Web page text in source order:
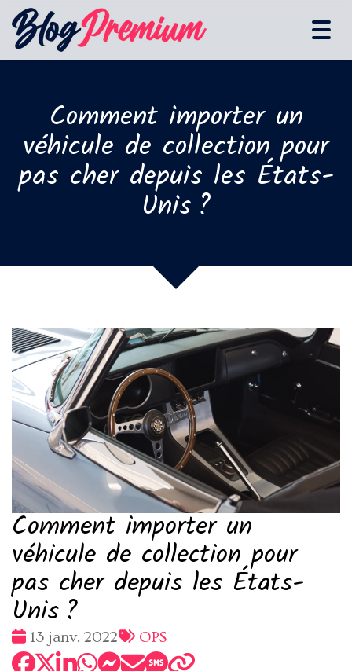
Comment importer un
véhicule de collection pour
pas cher depuis les États-
Unis ?
Comment importer un
véhicule de collection pour
pas cher depuis les États-
Unis ?
Date
:
13 janv. 2022
Tags
:
OPS